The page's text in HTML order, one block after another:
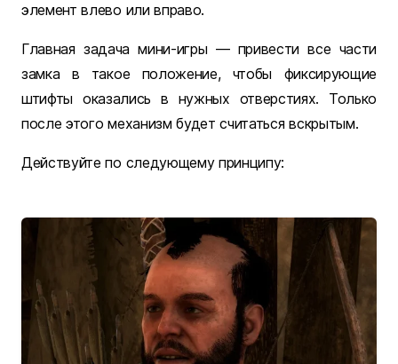
элемент влево или вправо.
Главная задача мини-игры — привести все части
замка в такое положение, чтобы фиксирующие
штифты оказались в нужных отверстиях. Только
после этого механизм будет считаться вскрытым.
Действуйте по следующему принципу: